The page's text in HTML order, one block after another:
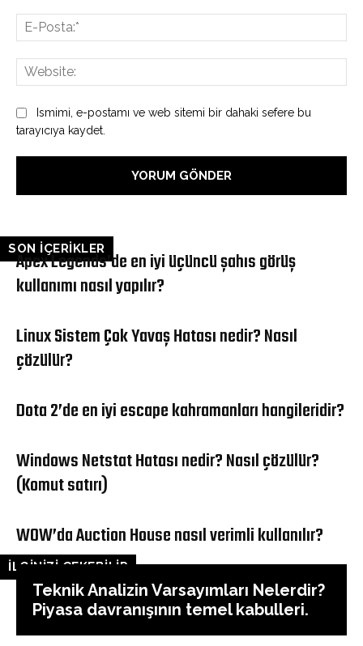
Ismimi, e-postamı ve web sitemi bir dahaki sefere bu
tarayıcıya kaydet.
SON İÇERİKLER
Apex Legends’de en iyi üçüncü şahıs görüş
kullanımı nasıl yapılır?
Linux Sistem Çok Yavaş Hatası nedir? Nasıl
çözülür?
Dota 2’de en iyi escape kahramanları hangileridir?
Windows Netstat Hatası nedir? Nasıl çözülür?
(Komut satırı)
WOW’da Auction House nasıl verimli kullanılır?
İLGİNİZİ ÇEKEBİLİR
Teknik Analizin Varsayımları Nelerdir?
Piyasa davranışının temel kabulleri.